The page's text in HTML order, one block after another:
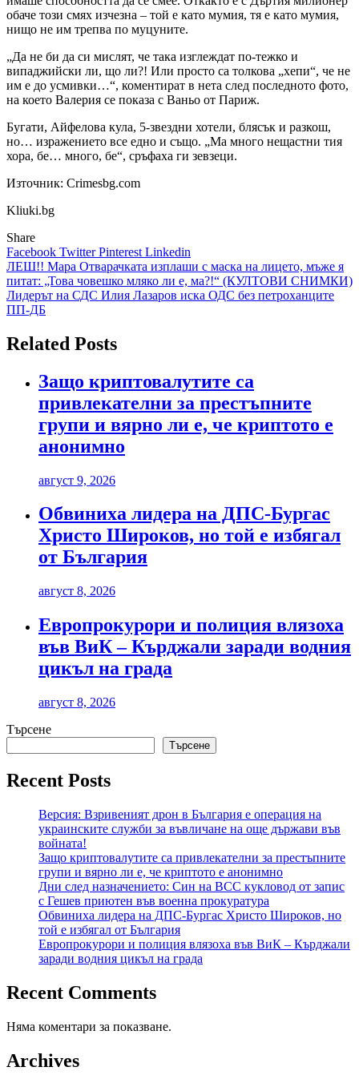
обаче този смях изчезна – той е като мумия, тя е като мумия,
нищо не им трепва по муцуните.
„Да не би да си мислят, че така изглеждат по-тежко и
випаджийски ли, що ли?! Или просто са толкова „хепи“, че не
им е до усмивки…“, коментират в нета след последното фото,
на което Валерия се показа с Ваньо от Париж.
Бугати, Айфелова кула, 5-звездни хотели, блясък и разкош,
но… изражението все едно и също. „Ма много нещастни тия
хора, бе… много, бе“, сръфаха ги зевзеци.
Източник: Crimesbg.com
Kliuki.bg
Share
Facebook TwitterPinterest Linkedin
Навигация
ЛЕШ!! Мара Отварачката изплаши с маска на лицето, мъже я
питат: „Това човешко мляко ли е, ма?!“ (КУЛТОВИ СНИМКИ)
Лидерът на СДС Илия Лазаров иска ОДС без петроханците
ПП-ДБ
Related Posts
Защо криптовалутите са
привлекателни за престъпните
групи и вярно ли е, че криптото е
анонимно
август 9, 2026
Обвиниха лидера на ДПС-Бургас
Христо Широков, но той е избягал
от България
август 8, 2026
Европрокурори и полиция влязоха
във ВиК – Кърджали заради водния
цикъл на града
август 8, 2026
Търсене
Търсене
Recent Posts
Версия: Взривеният дрон в България е операция на
украинските служби за въвличане на още държави във
войната!
Защо криптовалутите са привлекателни за престъпните
групи и вярно ли е, че криптото е анонимно
Дни след назначението: Син на ВСС кукловод от запис
с Гешев приютен във военна прокуратура
Обвиниха лидера на ДПС-Бургас Христо Широков, но
той е избягал от България
Европрокурори и полиция влязоха във ВиК – Кърджали
заради водния цикъл на града
Recent Comments
Няма коментари за показване.
Archives